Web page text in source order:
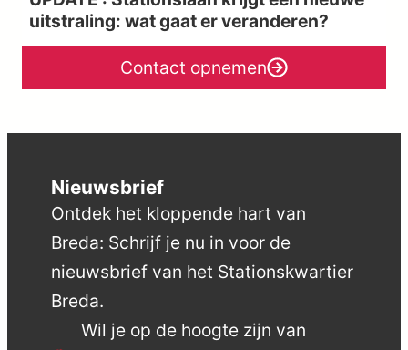
uitstraling: wat gaat er veranderen?
Contact opnemen
Nieuwsbrief
Ontdek het kloppende hart van
Breda: Schrijf je nu in voor de
nieuwsbrief van het Stationskwartier
Breda.
Wil je op de hoogte zijn van